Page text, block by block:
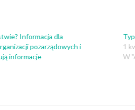
Informacja dla
pozarządowych i
informacje
1
W